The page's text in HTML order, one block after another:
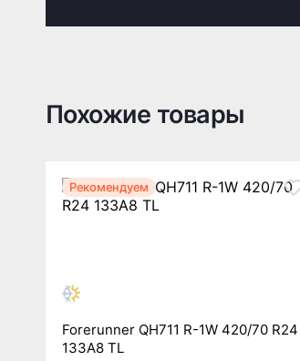
Похожие товары
Рекомендуем
Forerunner QH711 R-1W 420/70 R24
133A8 TL